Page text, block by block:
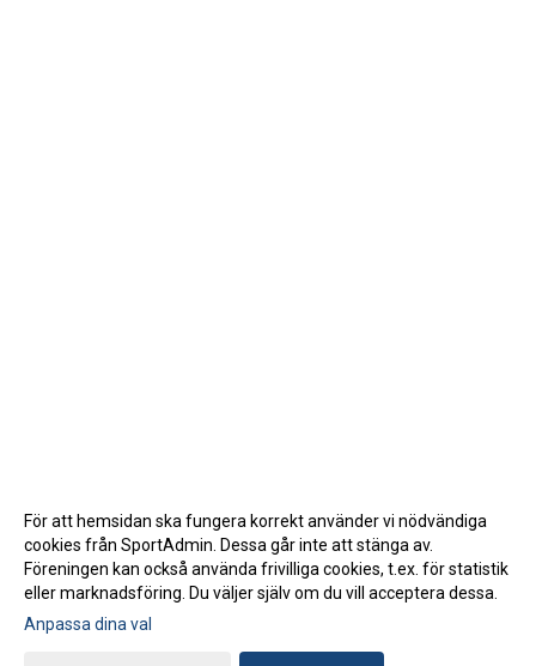
Gå till Webbversion
För att hemsidan ska fungera korrekt använder vi nödvändiga
cookies från SportAdmin. Dessa går inte att stänga av.
Föreningen kan också använda frivilliga cookies, t.ex. för statistik
eller marknadsföring. Du väljer själv om du vill acceptera dessa.
Anpassa dina val